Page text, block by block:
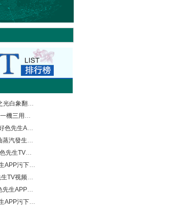
315之後，國產之光白象翻紅，它究竟是如何做到的呢？
好色先生TV视频一機三用：用於冰淇淋生產，滅菌升溫增壓同步完成！
安徽0.2T雙內膽好色先生APP污下载發貨了，自帶節能裝置，配備了軟水處理器
福建200kg/h燃油蒸汽發生器已經裝車發貨了
廣州1T不鏽鋼好色先生TV视频調試完成，現已安排裝車發貨
山西0.1T好色先生APP污下载發貨了，和軟水處理器一起裝車，場麵壯觀
陝西72kw好色先生TV视频裝車啦，與分氣缸一起發貨，專車轉送
河南400kg/h好色先生APP污下载發貨了，無需報檢，節能又環保
0.5T低氮好色先生APP污下载出貨啦！目的地——江蘇